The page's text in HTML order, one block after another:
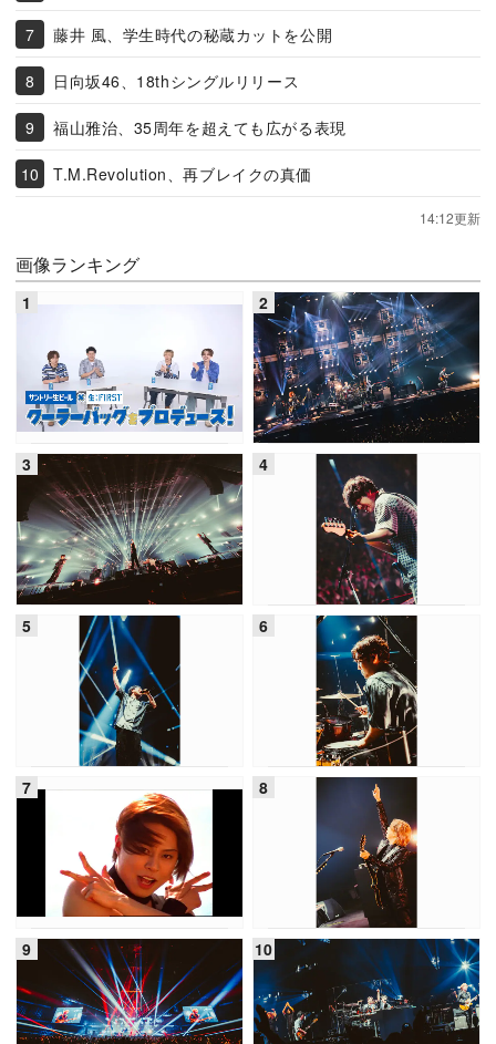
藤井 風、学生時代の秘蔵カットを公開
日向坂46、18thシングルリリース
福山雅治、35周年を超えても広がる表現
T.M.Revolution、再ブレイクの真価
14:12更新
画像ランキング